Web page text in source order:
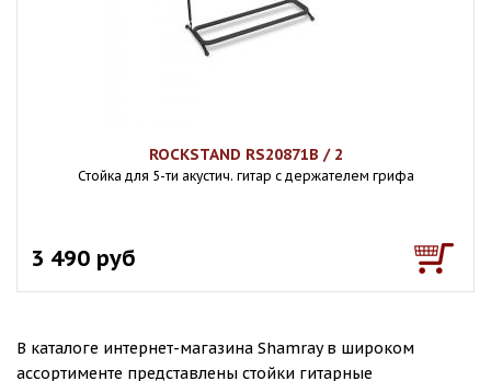
ROCKSTAND RS20871B / 2
Стойка для 5-ти акустич. гитар с держателем грифа
3 490 руб
В каталоге интернет-магазина Shamray в широком
ассортименте представлены стойки гитарные